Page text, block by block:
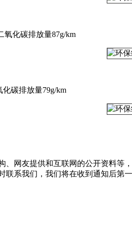
氧化碳排放量87g/km
化碳排放量79g/km
、网友提供和互联网的公开资料
系我们，我们将在收到通知后第